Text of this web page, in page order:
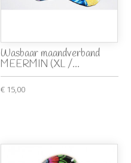
Wasbaar maandverband
MEERMIN (XL /...
€ 15,00